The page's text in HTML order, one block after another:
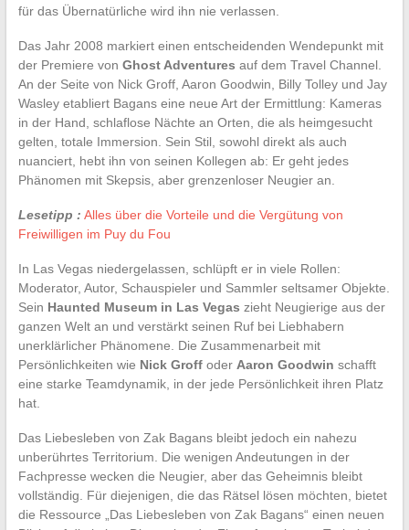
für das Übernatürliche wird ihn nie verlassen.
Das Jahr 2008 markiert einen entscheidenden Wendepunkt mit
der Premiere von Ghost Adventures auf dem Travel Channel.
An der Seite von Nick Groff, Aaron Goodwin, Billy Tolley und Jay
Wasley etabliert Bagans eine neue Art der Ermittlung: Kameras
in der Hand, schlaflose Nächte an Orten, die als heimgesucht
gelten, totale Immersion. Sein Stil, sowohl direkt als auch
nuanciert, hebt ihn von seinen Kollegen ab: Er geht jedes
Phänomen mit Skepsis, aber grenzenloser Neugier an.
Lesetipp : Alles über die Vorteile und die Vergütung von
Freiwilligen im Puy du Fou
In Las Vegas niedergelassen, schlüpft er in viele Rollen:
Moderator, Autor, Schauspieler und Sammler seltsamer Objekte.
Sein Haunted Museum in Las Vegas zieht Neugierige aus der
ganzen Welt an und verstärkt seinen Ruf bei Liebhabern
unerklärlicher Phänomene. Die Zusammenarbeit mit
Persönlichkeiten wie Nick Groffoder Aaron Goodwin schafft
eine starke Teamdynamik, in der jede Persönlichkeit ihren Platz
hat.
Das Liebesleben von Zak Bagans bleibt jedoch ein nahezu
unberührtes Territorium. Die wenigen Andeutungen in der
Fachpresse wecken die Neugier, aber das Geheimnis bleibt
vollständig. Für diejenigen, die das Rätsel lösen möchten, bietet
die Ressource „Das Liebesleben von Zak Bagans“ einen neuen